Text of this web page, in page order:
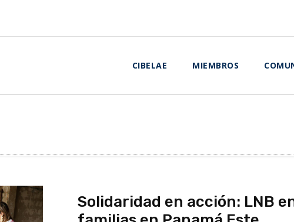
CIBELAE MIEMBROS
Solidaridad en acción: LNB